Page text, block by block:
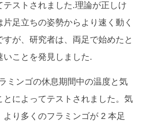
テストされました.理論が正しけ
足立ちの姿勢からより速く動く
すが、研究者は、両足で始めたと
いことを発見しました.
ミンゴの休息期間中の温度と気
とによってテストされました。気
り多くのフラミンゴが 2 本足